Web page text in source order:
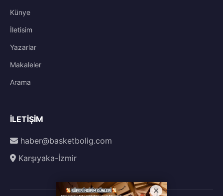
Künye
İletisim
Yazarlar
Makaleler
Arama
İLETIŞIM
haber@basketbolig.com
Karşıyaka-İzmir